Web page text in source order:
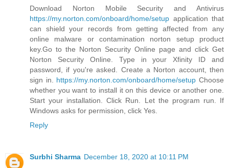
Download Norton Mobile Security and Antivirus
https://my.norton.com/onboard/home/setup application that
can shield your records from getting affected from any
online malware or contamination norton setup product
key.Go to the Norton Security Online page and click Get
Norton Security Online. Type in your Xfinity ID and
password, if you're asked. Create a Norton account, then
sign in. https://my.norton.com/onboard/home/setup Choose
whether you want to install it on this device or another one.
Start your installation. Click Run. Let the program run. If
Windows asks for permission, click Yes.
Reply
Surbhi Sharma December 18, 2020 at 10:11 PM